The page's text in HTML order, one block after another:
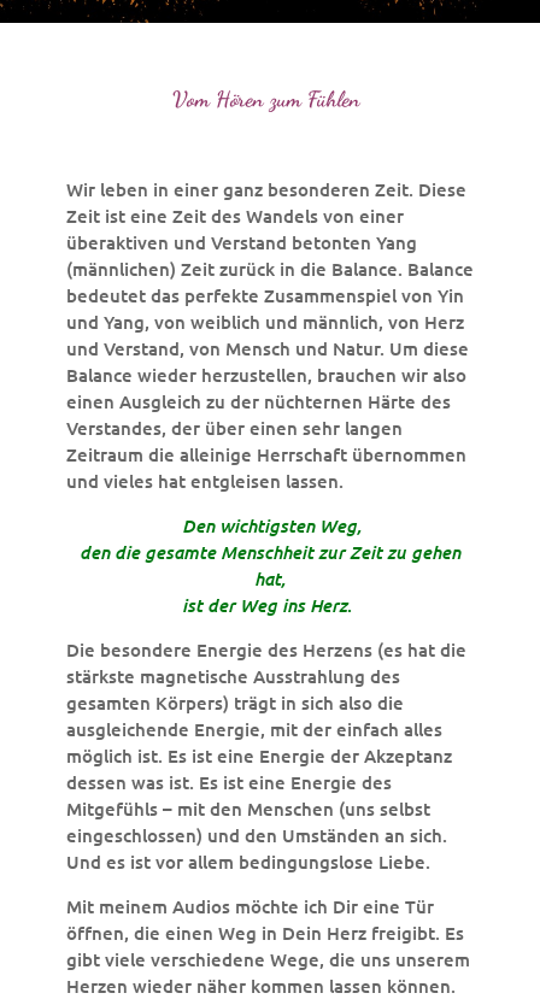
Vom Hören zum Fühlen
Wir leben in einer ganz besonderen Zeit. Diese
Zeit ist eine Zeit des Wandels von einer
überaktiven und Verstand betonten Yang
(männlichen) Zeit zurück in die Balance. Balance
bedeutet das perfekte Zusammenspiel von Yin
und Yang, von weiblich und männlich, von Herz
und Verstand, von Mensch und Natur. Um diese
Balance wieder herzustellen, brauchen wir also
einen Ausgleich zu der nüchternen Härte des
Verstandes, der über einen sehr langen
Zeitraum die alleinige Herrschaft übernommen
und vieles hat entgleisen lassen.
Den wichtigsten Weg,
den die gesamte Menschheit zur Zeit zu gehen
hat,
ist der Weg ins Herz.
Die besondere Energie des Herzens (es hat die
stärkste magnetische Ausstrahlung des
gesamten Körpers) trägt in sich also die
ausgleichende Energie, mit der einfach alles
möglich ist. Es ist eine Energie der Akzeptanz
dessen was ist. Es ist eine Energie des
Mitgefühls – mit den Menschen (uns selbst
eingeschlossen) und den Umständen an sich.
Und es ist vor allem bedingungslose Liebe.
Mit meinem Audios möchte ich Dir eine Tür
öffnen, die einen Weg in Dein Herz freigibt. Es
gibt viele verschiedene Wege, die uns unserem
Herzen wieder näher kommen lassen können.